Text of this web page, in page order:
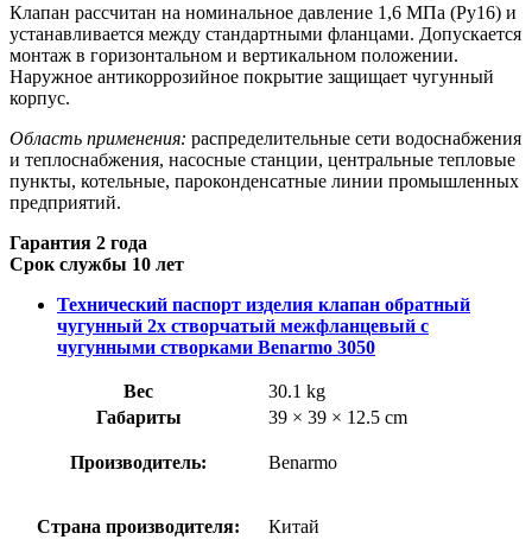
Клапан рассчитан на номинальное давление 1,6 МПа (Ру16) и
устанавливается между стандартными фланцами. Допускается
монтаж в горизонтальном и вертикальном положении.
Наружное антикоррозийное покрытие защищает чугунный
корпус.
Область применения: распределительные сети водоснабжения
и теплоснабжения, насосные станции, центральные тепловые
пункты, котельные, пароконденсатные линии промышленных
предприятий.
Гарантия 2 года
Срок службы 10 лет
Технический паспорт изделия клапан обратный
чугунный 2х створчатый межфланцевый с
чугунными створками Benarmo 3050
Вес
30.1 kg
Габариты
39 × 39 × 12.5 cm
Производитель: Benarmo
Страна производителя: Китай